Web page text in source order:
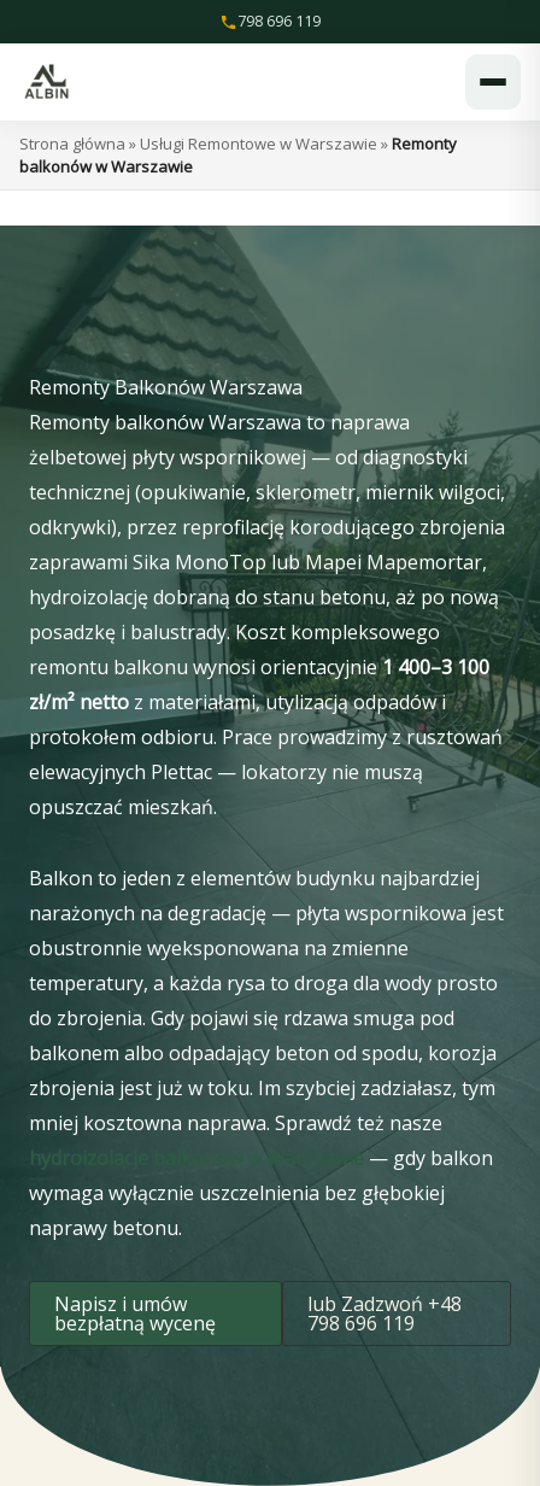
do
treści
798 696 119
Strona główna » Usługi Remontowe w Warszawie »Remonty
balkonów w Warszawie
Remonty Balkonów Warszawa
Remonty balkonów Warszawa to naprawa
żelbetowej płyty wspornikowej — od diagnostyki
technicznej (opukiwanie, sklerometr, miernik wilgoci,
odkrywki), przez reprofilację korodującego zbrojenia
zaprawami Sika MonoTop lub Mapei Mapemortar,
hydroizolację dobraną do stanu betonu, aż po nową
posadzkę i balustrady. Koszt kompleksowego
remontu balkonu wynosi orientacyjnie1 400–3 100
zł/m² netto z materiałami, utylizacją odpadów i
protokołem odbioru. Prace prowadzimy z rusztowań
elewacyjnych Plettac — lokatorzy nie muszą
opuszczać mieszkań.
Balkon to jeden z elementów budynku najbardziej
narażonych na degradację — płyta wspornikowa jest
obustronnie wyeksponowana na zmienne
temperatury, a każda rysa to droga dla wody prosto
do zbrojenia. Gdy pojawi się rdzawa smuga pod
balkonem albo odpadający beton od spodu, korozja
zbrojenia jest już w toku. Im szybciej zadziałasz, tym
mniej kosztowna naprawa. Sprawdź też nasze
hydroizolacje balkonów w Warszawie— gdy balkon
wymaga wyłącznie uszczelnienia bez głębokiej
naprawy betonu.
Napisz i umów
bezpłatną wycenę
lub Zadzwoń +48
798 696 119